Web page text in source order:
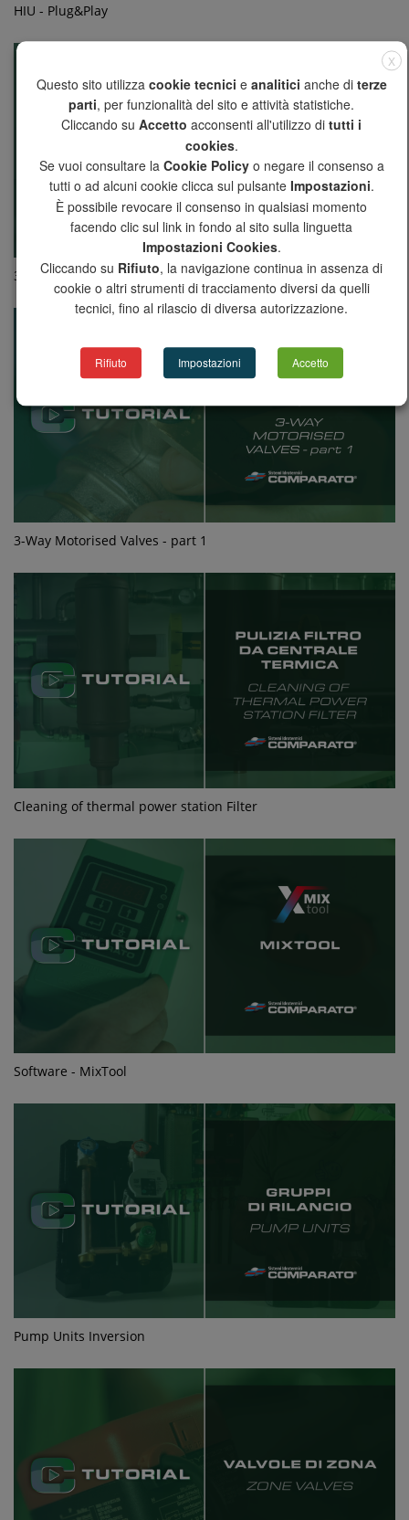
HIU - Plug&Play
3-Way Motorised Valves - part 2
3-Way Motorised Valves - part 1
Cleaning of thermal power station Filter
Software - MixTool
Pump Units Inversion
X
Questo sito utilizza cookie tecnici e analitici anche di terze
parti, per funzionalità del sito e attività statistiche.
Cliccando su Accetto acconsenti all'utilizzo di tutti i
cookies.
Se vuoi consultare la Cookie Policyo negare il consenso a
tutti o ad alcuni cookie clicca sul pulsante Impostazioni.
È possibile revocare il consenso in qualsiasi momento
facendo clic sul link in fondo al sito sulla linguetta
Impostazioni Cookies.
Cliccando su Rifiuto, la navigazione continua in assenza di
cookie o altri strumenti di tracciamento diversi da quelli
tecnici, fino al rilascio di diversa autorizzazione.
Rifiuto Impostazioni Accetto